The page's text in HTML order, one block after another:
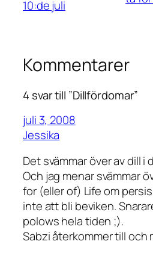
10:de juli
Kommentarer
4 svar till ”Dillfördomar”
juli 3, 2008
Jessika
Det svämmar över av dill i
Och jag menar svämmar
for (eller of) Life om
inte att bli beviken.
polows hela tiden ;).
Sabzi återkommer till och